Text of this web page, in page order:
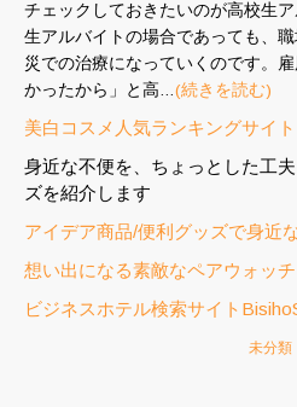
チェックしておきたいのが高校生
生アルバイトの場合であっても、
災での治療になっていくのです。
かったから」と高…(続きを読む)
美白コスメ人気ランキングサイト
身近な不便を、ちょっとした工
ズを紹介します
アイデア商品/便利グッズで身近
想い出になる素敵なペアウォッ
ビジネスホテル検索サイト
未分類